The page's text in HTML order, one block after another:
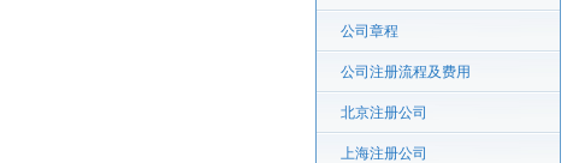
公司章程
公司注册流程及费用
北京注册公司
上海注册公司